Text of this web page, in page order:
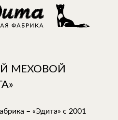
МЕХОВОЙ
– «Эдита» с 2001